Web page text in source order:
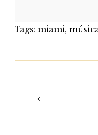
Tags: miami, música
←